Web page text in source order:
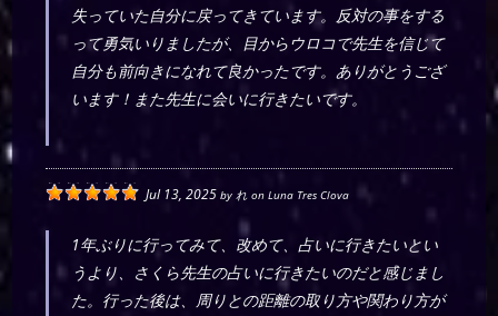
失っていた自分に戻ってきています。反対の事をする
って勇気いりましたが、目からウロコで先生を信じて
自分も前向きになれて良かったです。ありがとうござ
います！また先生に会いに行きたいです。
Jul 13, 2025 byれ onLuna Tres Clova
1年ぶりに行ってみて、改めて、占いに行きたいとい
うより、さくら先生の占いに行きたいのだと感じまし
た。行った後は、周りとの距離の取り方や関わり方が